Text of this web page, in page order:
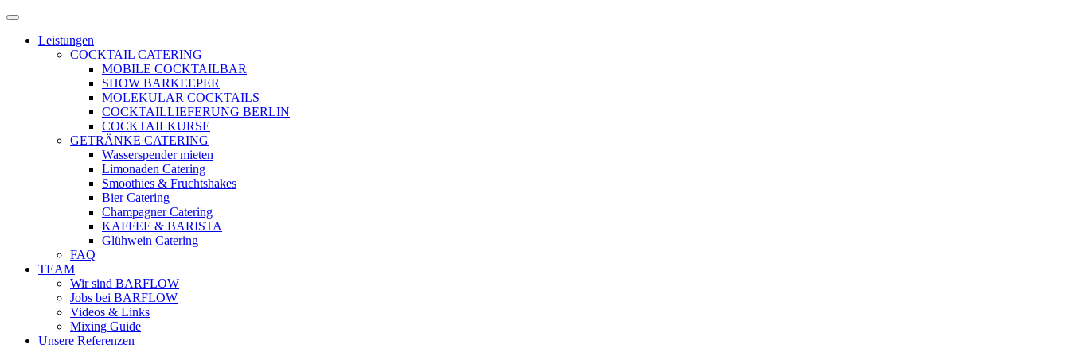
Zum
springen
Menü
öffnenLeistungen
COCKTAIL CATERING
MOBILE COCKTAILBAR
SHOW BARKEEPER
MOLEKULAR COCKTAILS
COCKTAILLIEFERUNG BERLIN
COCKTAILKURSE
GETRÄNKE CATERING
Wasserspender mieten
Limonaden Catering
Smoothies & Fruchtshakes
Bier Catering
Champagner Catering
KAFFEE & BARISTA
Glühwein Catering
FAQ
TEAM
Wir sind BARFLOW
Jobs bei BARFLOW
Videos & Links
Mixing Guide
Unsere Referenzen